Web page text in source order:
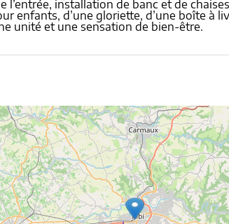
l’entrée, installation de banc et de
enfants, d’une gloriette, d’une boîte à
unité et une sensation de bien-être.